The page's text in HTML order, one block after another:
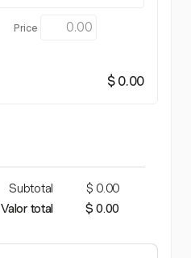
$ 0.00
Subtotal
$ 0.00
Valor total
$ 0.00